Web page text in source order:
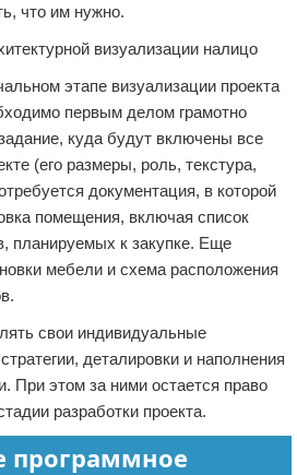
что им нужно.
этапе визуализации проекта
первым делом грамотно
куда будут включены все
(его размеры, роль, текстура,
документация, в которой
помещения, включая список
планируемых к закупке. Еще
мебели и схема расположения
свои индивидуальные
деталировки и наполнения
При этом за ними остается право
разработки проекта.
программное